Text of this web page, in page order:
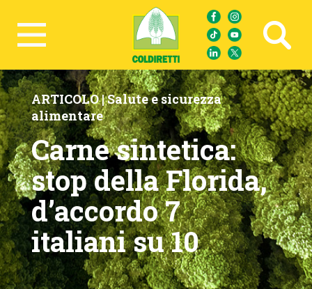
Ricerca avanzata
ARTICOLO |Salute e sicurezza
alimentare
Carne sintetica:
stop della Florida,
d’accordo 7
italiani su 10